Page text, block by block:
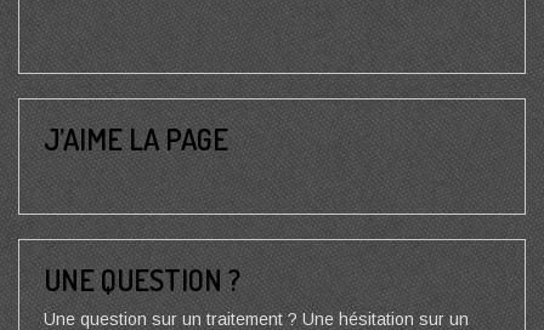
J’AIME LA PAGE
UNE QUESTION ?
Une question sur un traitement ? Une hésitation sur un